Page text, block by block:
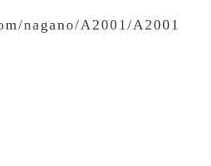
nagano/A2001/A2001